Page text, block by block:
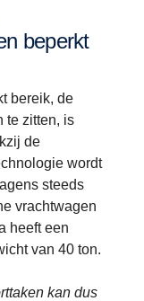
beperkt
bereik, de
te zitten, is
de
wordt
steeds
vrachtwagen
heeft een
van 40 ton.
kan dus